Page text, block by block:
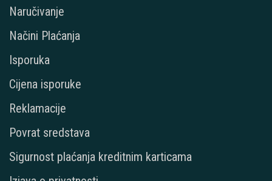
Naručivanje
Načini Plaćanja
Isporuka
Cijena isporuke
Reklamacije
Povrat sredstava
Sigurnost plaćanja kreditnim karticama